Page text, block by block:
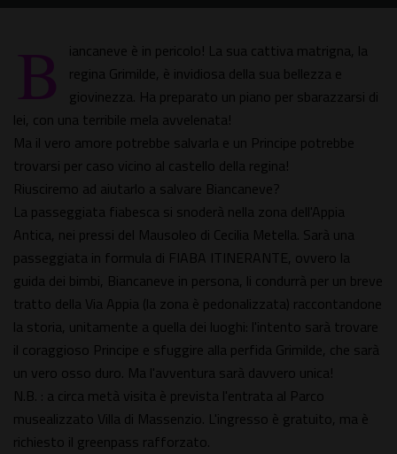
B
iancaneve è in pericolo! La sua cattiva matrigna, la
regina Grimilde, è invidiosa della sua bellezza e
giovinezza. Ha preparato un piano per sbarazzarsi di
lei, con una terribile mela avvelenata!
Ma il vero amore potrebbe salvarla e un Principe potrebbe
trovarsi per caso vicino al castello della regina!
Riusciremo ad aiutarlo a salvare Biancaneve?
La passeggiata fiabesca si snoderà nella zona dell'Appia
Antica, nei pressi del Mausoleo di Cecilia Metella. Sarà una
passeggiata in formula di FIABA ITINERANTE, ovvero la
guida dei bimbi, Biancaneve in persona, li condurrà per un breve
tratto della Via Appia (la zona è pedonalizzata) raccontandone
la storia, unitamente a quella dei luoghi: l'intento sarà trovare
il coraggioso Principe e sfuggire alla perfida Grimilde, che sarà
un vero osso duro. Ma l'avventura sarà davvero unica!
N.B. : a circa metà visita è prevista l'entrata al Parco
musealizzato Villa di Massenzio. L'ingresso è gratuito, ma è
richiesto il greenpass rafforzato.